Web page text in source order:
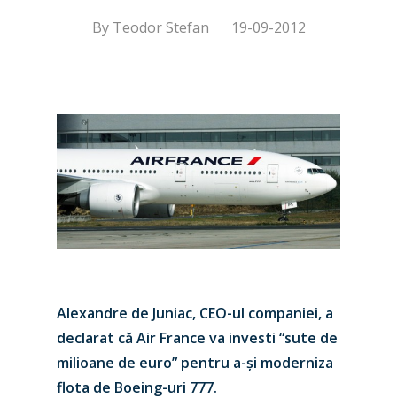
By Teodor Stefan 19-09-2012
Alexandre de Juniac, CEO-ul companiei, a
declarat că Air France va investi “sute de
milioane de euro” pentru a-și moderniza
flota de Boeing-uri 777.